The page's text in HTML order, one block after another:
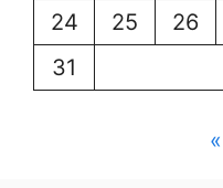
24
25 26
31